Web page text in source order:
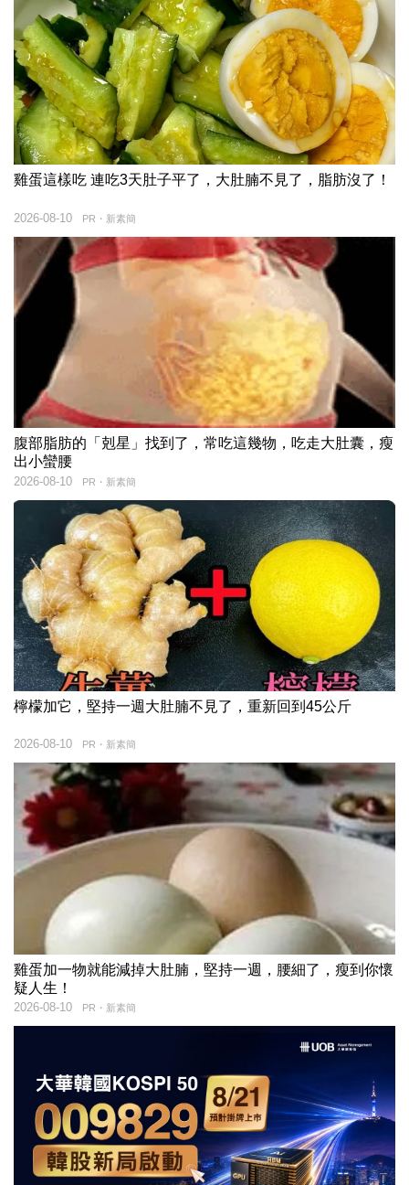
雞蛋這樣吃 連吃3天肚子平了，大肚腩不見了，脂肪沒了！
PR・新素簡
2026-08-10
腹部脂肪的「剋星」找到了，常吃這幾物，吃走大肚囊，瘦
出小蠻腰
PR・新素簡
2026-08-10
檸檬加它，堅持一週大肚腩不見了，重新回到45公斤
PR・新素簡
2026-08-10
雞蛋加一物就能減掉大肚腩，堅持一週，腰細了，瘦到你懷
疑人生！
PR・新素簡
2026-08-10